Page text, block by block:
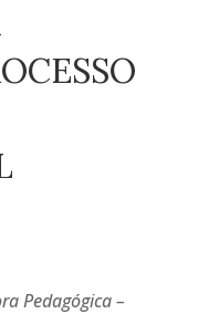
Pedagógica –